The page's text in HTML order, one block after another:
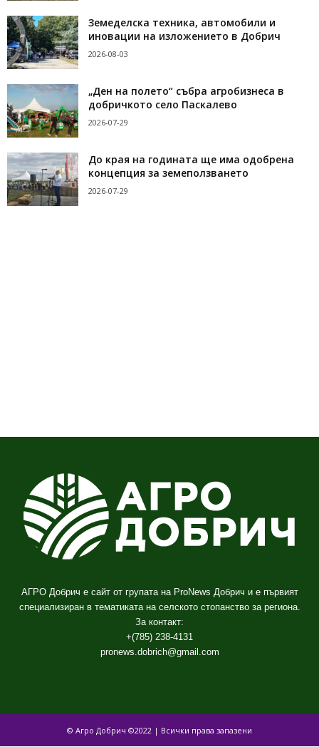
Земеделска техника, автомобили и
иновации на изложението в Добрич
2026-08-03
„Ден на полето“ събра агробизнеса в
добричкото село Паскалево
2026-07-29
До края на годината ще има одобрена
концепция за земеползването
2026-07-29
АГРО Добрич е сайт от групата на ProNews Добрич и е първият
специализиран в тематиката на селското стопанство за региона.
За контакт:
+(785) 238-4131
pronews.dobrich@gmail.com
© Агро Добрич ©2022 | Всички права запазени